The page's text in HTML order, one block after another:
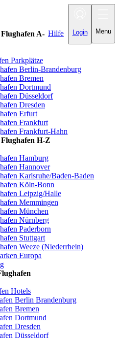
Menu
Login
Hilfe
A-
Parkplätze
Berlin-Brandenburg
Bremen
Dortmund
Düsseldorf
Dresden
Erfurt
Frankfurt
Frankfurt-Hahn
H-Z
Hamburg
Hannover
Karlsruhe/Baden-Baden
Köln-Bonn
Leipzig/Halle
Memmingen
München
Nürnberg
Paderborn
Stuttgart
Weeze (Niederrhein)
Europa
Hotels
Berlin Brandenburg
Bremen
Dortmund
Dresden
Düsseldorf